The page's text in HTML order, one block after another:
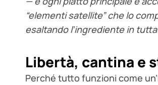
“elementi satellite” che lo
esaltando l’ingrediente in
Libertà, cantina e
Perché tutto funzioni come